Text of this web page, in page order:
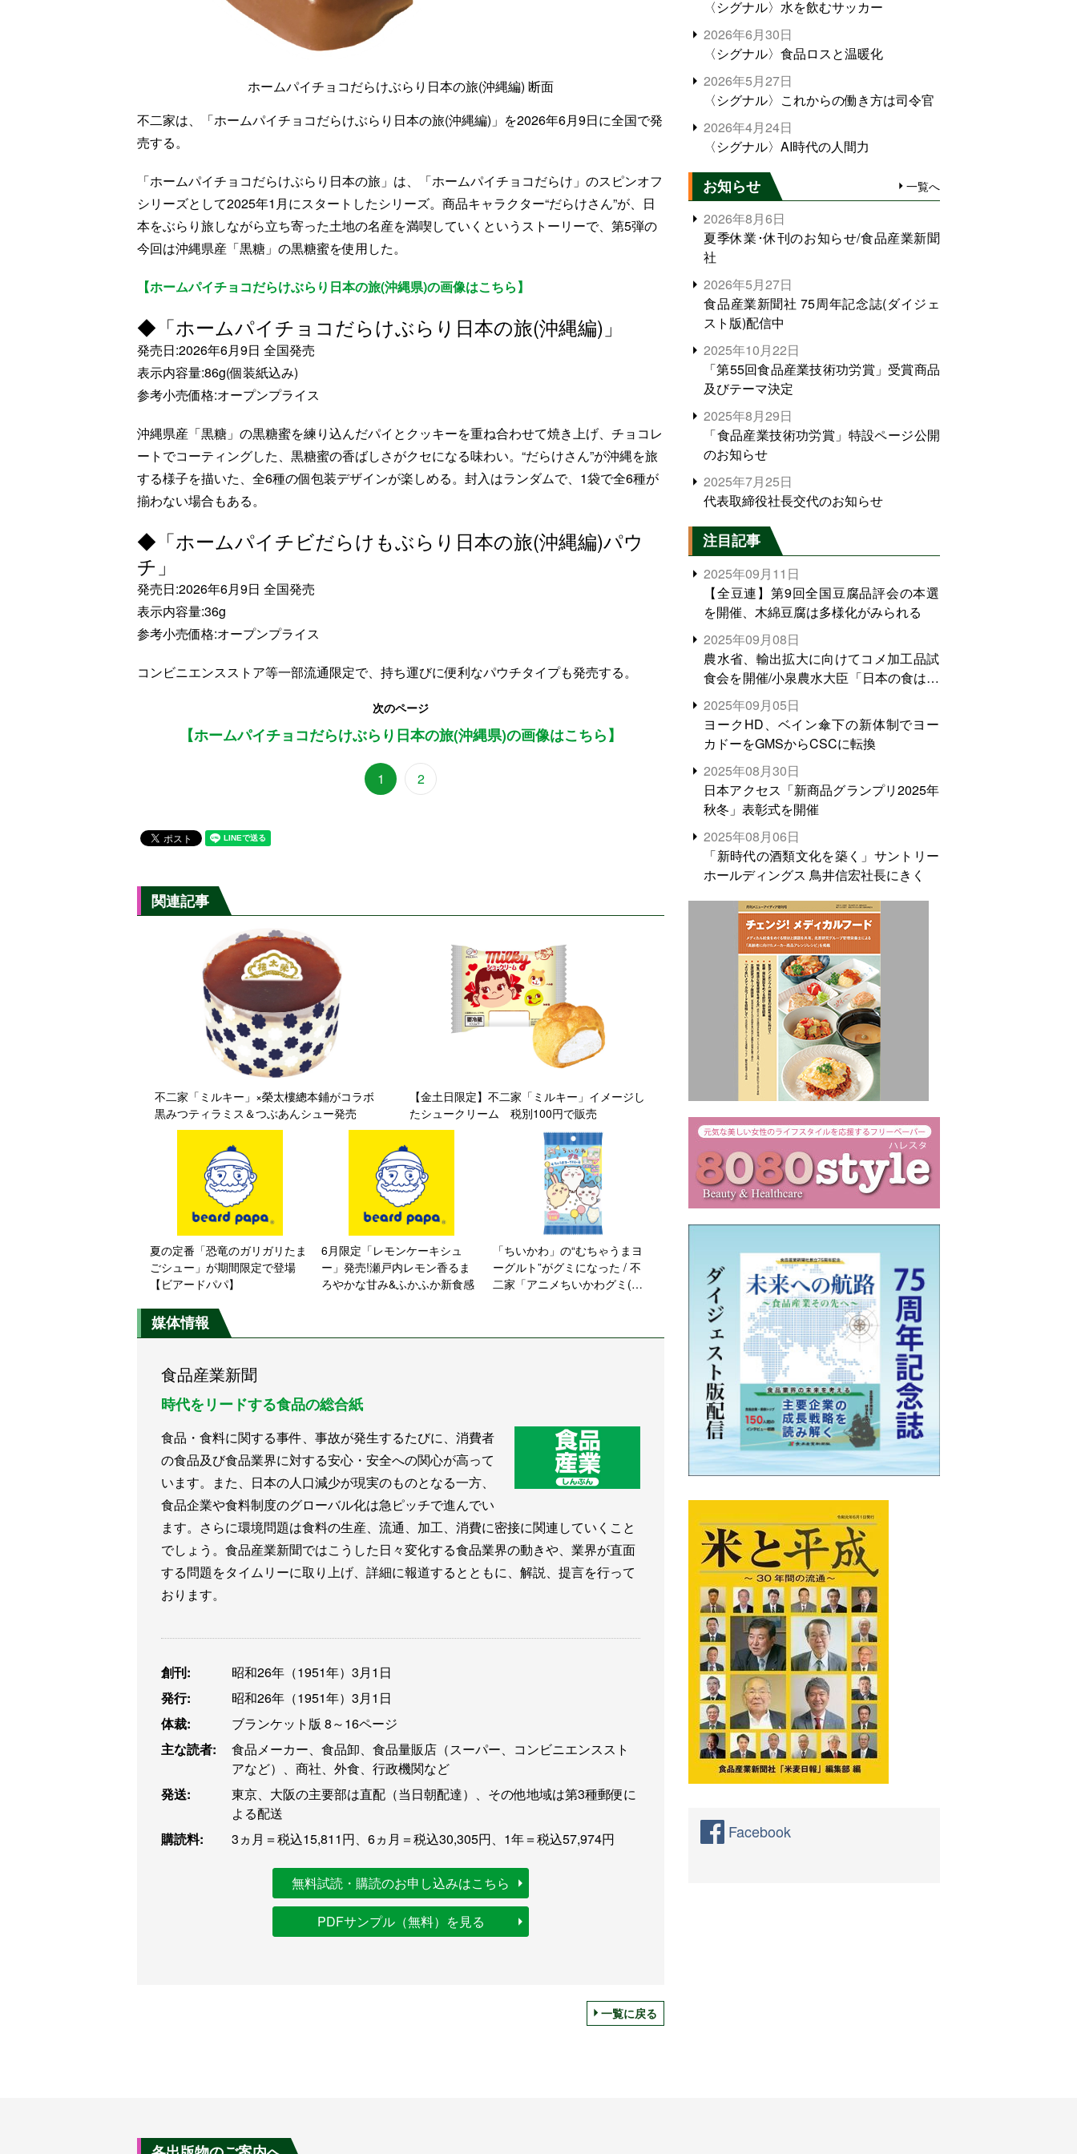
ホームパイチョコだらけぶらり日本の旅(沖縄編) 断面
不二家は、「ホームパイチョコだらけぶらり日本の旅(沖縄編)」を2026年6月9日に全国で発
売する。
「ホームパイチョコだらけぶらり日本の旅」は、「ホームパイチョコだらけ」のスピンオフ
シリーズとして2025年1月にスタートしたシリーズ。商品キャラクター“だらけさん”が、日
本をぶらり旅しながら立ち寄った土地の名産を満喫していくというストーリーで、第5弾の
今回は沖縄県産「黒糖」の黒糖蜜を使用した。
【ホームパイチョコだらけぶらり日本の旅(沖縄県)の画像はこちら】
◆「ホームパイチョコだらけぶらり日本の旅(沖縄編)」
発売日:2026年6月9日 全国発売
表示内容量:86g(個装紙込み)
参考小売価格:オープンプライス
沖縄県産「黒糖」の黒糖蜜を練り込んだパイとクッキーを重ね合わせて焼き上げ、チョコレ
ートでコーティングした、黒糖蜜の香ばしさがクセになる味わい。“だらけさん”が沖縄を旅
する様子を描いた、全6種の個包装デザインが楽しめる。封入はランダムで、1袋で全6種が
揃わない場合もある。
◆「ホームパイチビだらけもぶらり日本の旅(沖縄編)パウ
チ」
発売日:2026年6月9日 全国発売
表示内容量:36g
参考小売価格:オープンプライス
コンビニエンスストア等一部流通限定で、持ち運びに便利なパウチタイプも発売する。
次のページ
【ホームパイチョコだらけぶらり日本の旅(沖縄県)の画像はこちら】
1 2
関連記事
不二家「ミルキー」×榮太樓總本鋪がコラボ
黒みつティラミス＆つぶあんシュー発売
【金土日限定】不二家「ミルキー」イメージし
たシュークリーム 税別100円で販売
夏の定番「恐竜のガリガリたま
ごシュー」が期間限定で登場
【ビアードパパ】
6月限定「レモンケーキシュ
ー」発売!瀬戸内レモン香るま
ろやかな甘み&ふかふか新食感
「ちいかわ」の“むちゃうまヨ
ーグルト”がグミになった / 不
二家「アニメちいかわグミ(む
媒体情報
食品産業新聞
時代をリードする食品の総合紙
食品・食料に関する事件、事故が発生するたびに、消費者
の食品及び食品業界に対する安心・安全への関心が高って
います。また、日本の人口減少が現実のものとなる一方、
食品企業や食料制度のグローバル化は急ピッチで進んでい
ます。さらに環境問題は食料の生産、流通、加工、消費に密接に関連していくこと
でしょう。食品産業新聞ではこうした日々変化する食品業界の動きや、業界が直面
する問題をタイムリーに取り上げ、詳細に報道するとともに、解説、提言を行って
おります。
創刊:
昭和26年（1951年）3月1日
発行:
昭和26年（1951年）3月1日
体裁:
ブランケット版 8～16ページ
主な読者:
食品メーカー、食品卸、食品量販店（スーパー、コンビニエンススト
アなど）、商社、外食、行政機関など
発送:
東京、大阪の主要部は直配（当日朝配達）、その他地域は第3種郵便に
よる配送
購読料:
3ヵ月＝税込15,811円、6ヵ月＝税込30,305円、1年＝税込57,974円
無料試読・購読のお申し込みはこちら
PDFサンプル（無料）を見る
一覧に戻る
〈シグナル〉水を飲むサッカー
2026年6月30日
〈シグナル〉食品ロスと温暖化
2026年5月27日
〈シグナル〉これからの働き方は司令官
2026年4月24日
〈シグナル〉AI時代の人間力
お知らせ 一覧へ
2026年8月6日
夏季休業･休刊のお知らせ/食品産業新聞
社
2026年5月27日
食品産業新聞社 75周年記念誌(ダイジェ
スト版)配信中
2025年10月22日
「第55回食品産業技術功労賞」受賞商品
及びテーマ決定
2025年8月29日
「食品産業技術功労賞」特設ページ公開
のお知らせ
2025年7月25日
代表取締役社長交代のお知らせ
注目記事
2025年09月11日
【全豆連】第9回全国豆腐品評会の本選
を開催、木綿豆腐は多様化がみられる
2025年09月08日
農水省、輸出拡大に向けてコメ加工品試
食会を開催/小泉農水大臣「日本の食は世
界でトップをとれる。米増産に向けて、
米輸出需要の拡大を」
2025年09月05日
ヨークHD、ベイン傘下の新体制でヨー
カドーをGMSからCSCに転換
2025年08月30日
日本アクセス「新商品グランプリ2025年
秋冬」表彰式を開催
2025年08月06日
「新時代の酒類文化を築く」サントリー
ホールディングス 鳥井信宏社長にきく
Facebook